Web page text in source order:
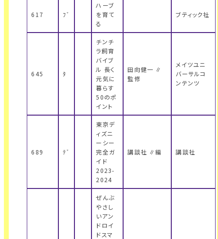
617 ﾌﾞ
ハーブ
を育て
る
ブティック社
645 ﾀ
チンチ
ラ飼育
バイブ
ル 長く
元気に
暮らす
50のポ
イント
田向健一 ∥
監修
メイツユニ
バーサルコ
ンテンツ
689 ﾃﾞ
東京デ
ィズニ
ーシー
完全ガ
イド
2023-
2024
講談社 ∥編 講談社
ぜんぶ
やさし
いアン
ドロイ
ドスマ